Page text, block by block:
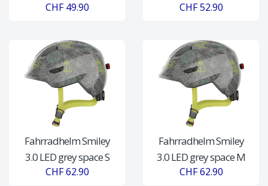
CHF 49.90 CHF 52.90
Fahrradhelm Smiley
3.0 LED grey space S
CHF 62.90
Fahrradhelm Smiley
3.0 LED grey space M
CHF 62.90